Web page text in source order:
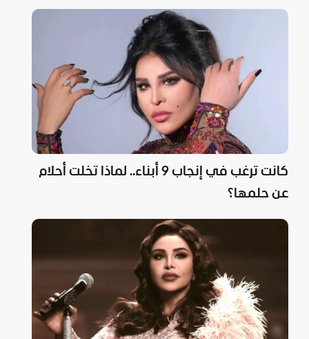
كانت ترغب في إنجاب 9 أبناء.. لماذا تخلت أحلام
عن حلمها؟